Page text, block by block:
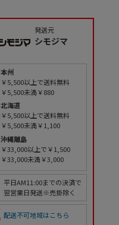
発送元
シモジマ
本州
￥5,500以上で送料無料
￥5,500未満￥880
北海道
￥5,500以上で送料無料
￥5,500未満￥1,100
沖縄離島
￥33,000以上で￥1,500
￥33,000未満￥3,000
平日AM11:00までの決済で
翌営業日発送※売掛除く
配送不可地域はこちら